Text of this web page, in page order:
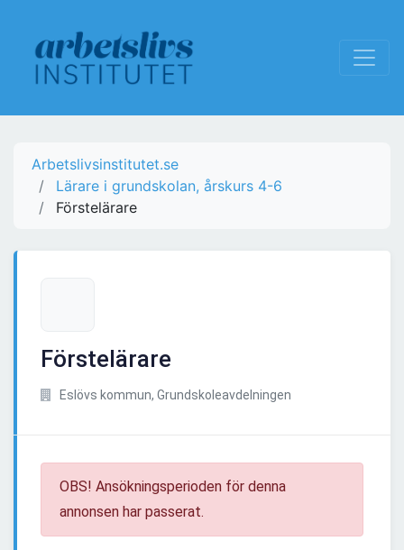
Arbetslivsinstitutet.se
Lärare i grundskolan, årskurs 4-6
Förstelärare
Förstelärare
Eslövs kommun, Grundskoleavdelningen
OBS! Ansökningsperioden för denna
annonsen har passerat.